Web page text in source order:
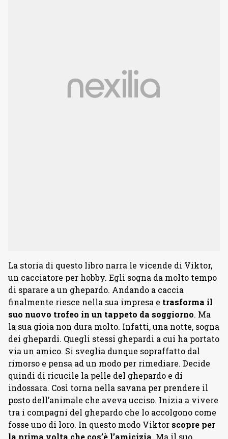
La storia di questo libro narra le vicende di Viktor,
un cacciatore per hobby. Egli sogna da molto tempo
di sparare a un ghepardo. Andando a caccia
finalmente riesce nella sua impresa e trasforma il
suo nuovo trofeo in un tappeto da soggiorno. Ma
la sua gioia non dura molto. Infatti, una notte, sogna
dei ghepardi. Quegli stessi ghepardi a cui ha portato
via un amico. Si sveglia dunque sopraffatto dal
rimorso e pensa ad un modo per rimediare. Decide
quindi di ricucile la pelle del ghepardo e di
indossara. Così torna nella savana per prendere il
posto dell’animale che aveva ucciso. Inizia a vivere
tra i compagni del ghepardo che lo accolgono come
fosse uno di loro. In questo modo Viktor scopre per
la prima volta che cos’è l’amicizia . Ma il suo